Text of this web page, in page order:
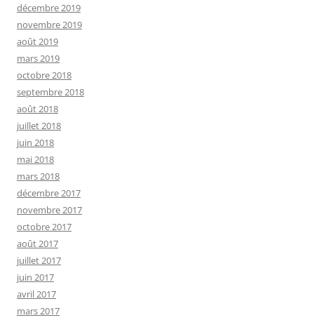
décembre 2019
novembre 2019
août 2019
mars 2019
octobre 2018
septembre 2018
août 2018
juillet 2018
juin 2018
mai 2018
mars 2018
décembre 2017
novembre 2017
octobre 2017
août 2017
juillet 2017
juin 2017
avril 2017
mars 2017